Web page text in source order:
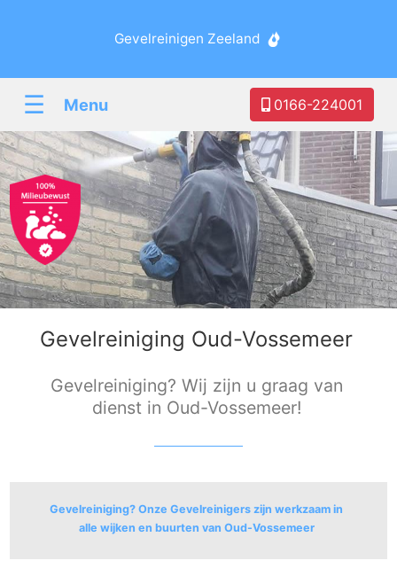
Gevelreinigen Zeeland
☰ Menu 0166-224001
Gevelreiniging Oud-Vossemeer
Gevelreiniging? Wij zijn u graag van
dienst in Oud-Vossemeer!
Gevelreiniging? Onze Gevelreinigers zijn werkzaam in
alle wijken en buurten van Oud-Vossemeer